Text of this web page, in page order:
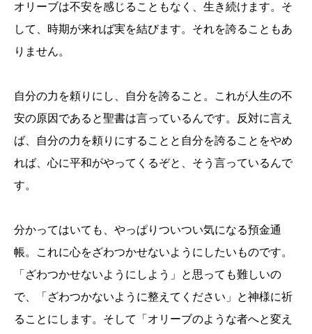
オリーブは不安を感じることもなく、生き続けます。そ
して、時期が来れば実を結びます。それを誇ることもあ
りません。
自分の力を頼りにし、自分を誇ること。これが人生の不
安の原因であると聖書は言っているんです。反対に言え
ば、自分の力を頼りにすることと自分を誇ることをやめ
れば、心に平和がやってくるぞと、そう言っているんで
す。
分かってはいても、やっぱりついつい気になる預金通
帳。これに心をざわつかせないようにしたいものです。
「ざわつかせないようにしよう」と思っても難しいの
で、「ざわつかないように整えてください」と神様に祈
ることにします。そして「オリーブのような者へと変え